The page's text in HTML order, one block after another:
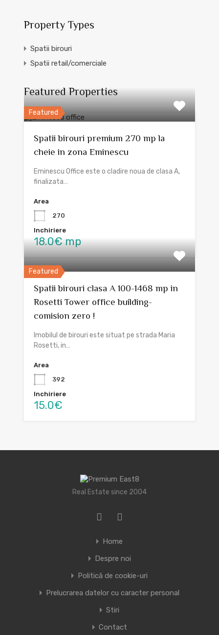
Property Types
Spatii birouri
Spatii retail/comerciale
Featured Properties
Featured
Spatii birouri premium 270 mp la
cheie in zona Eminescu
Eminescu Office este o cladire noua de clasa A,
finalizata…
Area
270
Inchiriere
18.0€ mp
Featured
Spatii birouri clasa A 100-1468 mp in
Rosetti Tower office building-
comision zero !
Imobilul de birouri este situat pe strada Maria
Rosetti, in…
Area
392
Inchiriere
15.0€
Real Estate since 2004
Home
Despre noi
Politică de cookie-uri
Prelucrarea datelor cu caracter personal
Stiri
Contact